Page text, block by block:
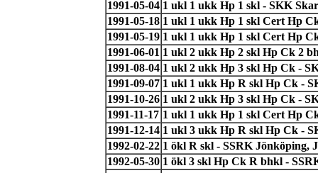
1991-05-04 1 ukl 1 ukk Hp 1 skl - SKK
1991-05-18 1 ukl 1 ukk Hp 1 skl Cert Hp
1991-05-19 1 ukl 1 ukk Hp 1 skl Cert Hp
1991-06-01 1 ukl 2 ukk Hp 2 skl Hp Ck 2
1991-08-04 1 ukl 2 ukk Hp 3 skl Hp Ck -
1991-09-07 1 ukl 1 ukk Hp R skl Hp Ck -
1991-10-26 1 ukl 2 ukk Hp 3 skl Hp Ck -
1991-11-17 1 ukl 1 ukk Hp 1 skl Cert Hp
1991-12-14 1 ukl 3 ukk Hp R skl Hp Ck -
1992-02-22 1 ökl R skl - SSRK Jönköping,
1992-05-30 1 ökl 3 skl Hp Ck R bhkl -